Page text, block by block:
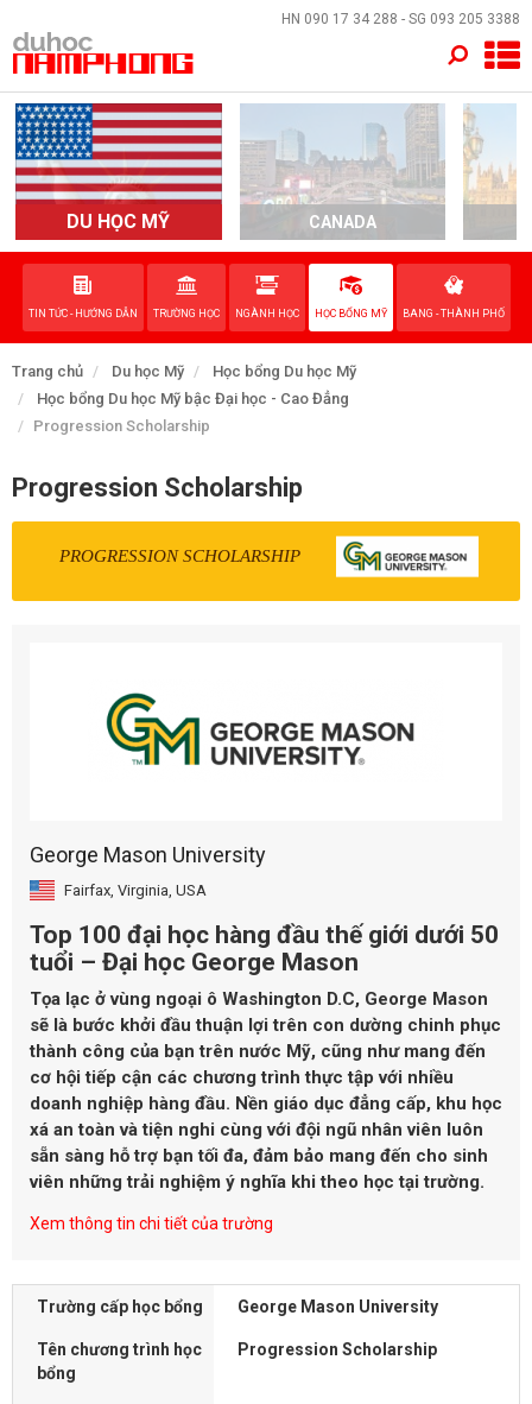
HN 090 17 34 288 - SG 093 205 3388
DU HỌC MỸ CANADA
TIN TỨC - HƯỚNG DẪN TRƯỜNG HỌC NGÀNH HỌC HỌC BỔNG MỸ BANG - THÀNH PHỐ
Trang chủ Du học Mỹ
Học bổng Du học Mỹ
Học bổng Du học Mỹ bậc Đại học - Cao Đẳng
Progression Scholarship
Progression Scholarship
PROGRESSION SCHOLARSHIP
George Mason University
Fairfax, Virginia, USA
Top 100 đại học hàng đầu thế giới dưới 50
tuổi – Đại học George Mason
Tọa lạc ở vùng ngoại ô Washington D.C, George Mason
sẽ là bước khởi đầu thuận lợi trên con dường chinh phục
thành công của bạn trên nước Mỹ, cũng như mang đến
cơ hội tiếp cận các chương trình thực tập với nhiều
doanh nghiệp hàng đầu. Nền giáo dục đẳng cấp, khu học
xá an toàn và tiện nghi cùng với đội ngũ nhân viên luôn
sẵn sàng hỗ trợ bạn tối đa, đảm bảo mang đến cho sinh
viên những trải nghiệm ý nghĩa khi theo học tại trường.
Xem thông tin chi tiết của trường
Trường cấp học bổng George Mason University
Tên chương trình học
bổng
Progression Scholarship
×
TRANG CHỦ
QUỐC GIA
EVENTS
DỊCH VỤ
VỀ NAM PHONG
LIÊN HỆ